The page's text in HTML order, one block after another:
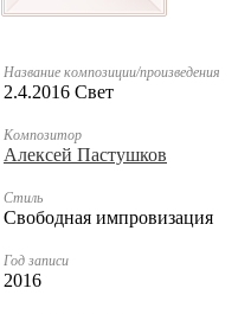
Название композиции/произведения
2.4.2016 Свет
Композитор
Алексей Пастушков
Стиль
Свободная импровизация
Год записи
2016